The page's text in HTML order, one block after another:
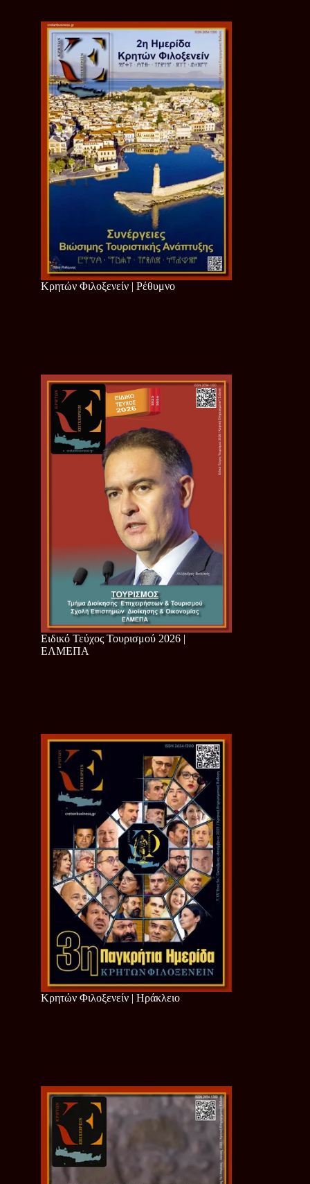
Κρητών Φιλοξενείν | Ρέθυμνο
Ειδικό Τεύχος Τουρισμού 2026 |
ΕΛΜΕΠΑ
Κρητών Φιλοξενείν | Ηράκλειο